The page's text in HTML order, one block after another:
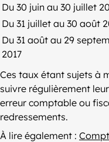
Du 30 juin au 30 juillet
Du 31 juillet au 30 août
Du 31 août au 29
2017
Ces taux étant sujets à
suivre régulièrement
erreur comptable ou
redressements.
À lire également :